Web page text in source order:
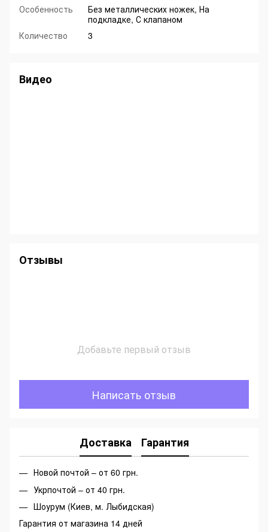
Особенность
Без металлических ножек, На
подкладке, С клапаном
Количество
3
Видео
Отзывы
Добавьте первый отзыв
Написать отзыв
Доставка Гарантия
Новой почтой – от 60 грн.
Укрпочтой – от 40 грн.
Шоурум (Киев, м. Лыбидская)
Гарантия от магазина 14 дней